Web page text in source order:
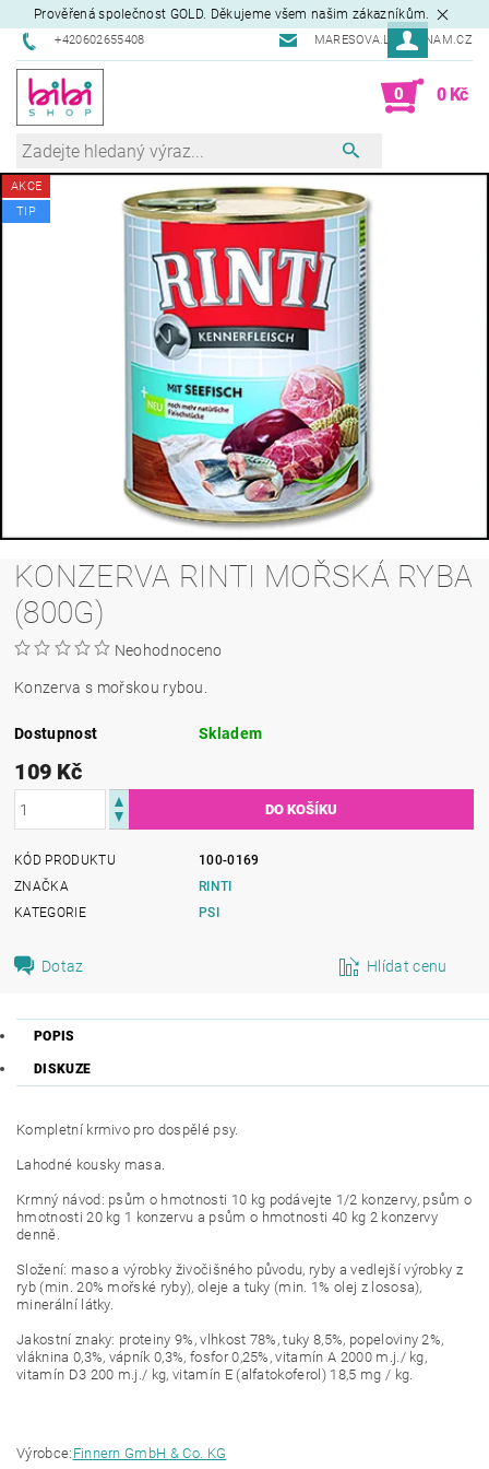
Prověřená společnost GOLD. Děkujeme všem našim zákazníkům.
+420602655408 MARESOVA.L@SEZNAM.CZ
0 0 Kč
AKCE
TIP
KONZERVA RINTI MOŘSKÁ RYBA
(800G)
Neohodnoceno
Konzerva s mořskou rybou.
Dostupnost Skladem
109 Kč
KÓD PRODUKTU
100-0169
ZNAČKA
RINTI
KATEGORIE
PSI
Dotaz Hlídat cenu
POPIS
DISKUZE
Kompletní krmivo pro dospělé psy.
Lahodné kousky masa.
Krmný návod: psům o hmotnosti 10 kg podávejte 1/2 konzervy, psům o
hmotnosti 20 kg 1 konzervu a psům o hmotnosti 40 kg 2 konzervy
denně.
Složení: maso a výrobky živočišného původu, ryby a vedlejší výrobky z
ryb (min. 20% mořské ryby), oleje a tuky (min. 1% olej z lososa),
minerální látky.
Jakostní znaky: proteiny 9%, vlhkost 78%, tuky 8,5%, popeloviny 2%,
vláknina 0,3%, vápník 0,3%, fosfor 0,25%, vitamín A 2000 m.j./ kg,
vitamín D3 200 m.j./ kg, vitamín E (alfatokoferol) 18,5 mg / kg.
Výrobce: Finnern GmbH & Co. KG